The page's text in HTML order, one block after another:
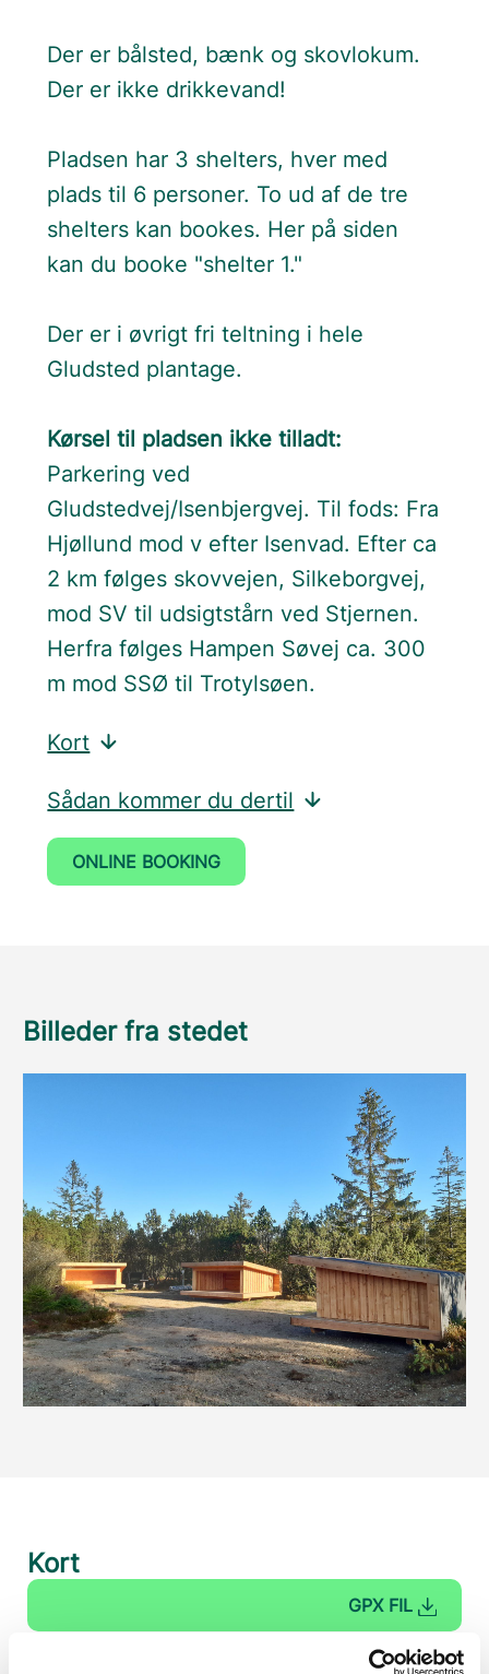
Der er bålsted, bænk og skovlokum.
Der er ikke drikkevand!
Pladsen har 3 shelters, hver med
plads til 6 personer. To ud af de tre
shelters kan bookes. Her på siden
kan du booke "shelter 1."
Der er i øvrigt fri teltning i hele
Gludsted plantage.
Kørsel til pladsen ikke tilladt:
Parkering ved
Gludstedvej/Isenbjergvej. Til fods: Fra
Hjøllund mod v efter Isenvad. Efter ca
2 km følges skovvejen, Silkeborgvej,
mod SV til udsigtstårn ved Stjernen.
Herfra følges Hampen Søvej ca. 300
m mod SSØ til Trotylsøen.
Kort
Sådan kommer du dertil
ONLINE BOOKING
Billeder fra stedet
Kort
GPX FIL
KORTUDSNIT / PDF